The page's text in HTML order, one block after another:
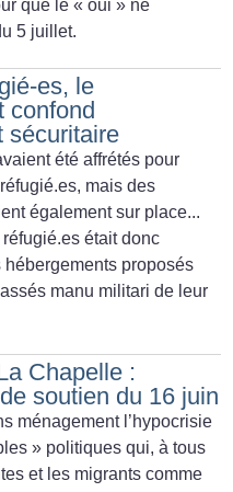
que le « oui » ne
5 juillet.
es, le
confond
sécuritaire
été affrétés pour
mais des
également sur place...
était donc
proposés
manu militari de leur
Chapelle :
soutien du 16 juin
ménagement l’hypocrisie
» politiques qui, à tous
et les migrants comme